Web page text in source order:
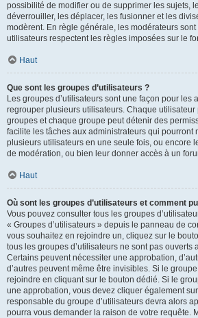
possibilité de modifier ou de supprimer les sujets,
déverrouiller, les déplacer, les fusionner et les
modèrent. En règle générale, les modérateurs
utilisateurs respectent les règles imposées sur le
Haut
Que sont les groupes d’utilisateurs ?
Les groupes d’utilisateurs sont une façon pour les
regrouper plusieurs utilisateurs. Chaque
groupes et chaque groupe peut détenir des
facilite les tâches aux administrateurs qui pourront
plusieurs utilisateurs en une seule fois, ou encore
de modération, ou bien leur donner accès à un
Haut
Où sont les groupes d’utilisateurs et comment
Vous pouvez consulter tous les groupes
« Groupes d’utilisateurs » depuis le panneau de
vous souhaitez en rejoindre un, cliquez sur le
tous les groupes d’utilisateurs ne sont pas ouverts
Certains peuvent nécessiter une approbation,
d’autres peuvent même être invisibles. Si le
rejoindre en cliquant sur le bouton dédié. Si le
une approbation, vous devez cliquer également
responsable du groupe d’utilisateurs devra alors
pourra vous demander la raison de votre requête.